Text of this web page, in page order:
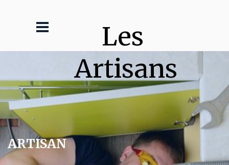
Les
Artisans
ARTISAN